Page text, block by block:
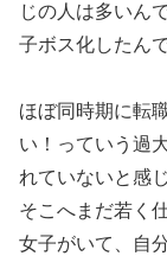
じの人は多いん
子ボス化したん
ほぼ同時期に転
い！っていう過
れていないと感
そこへまだ若く
女子がいて、自